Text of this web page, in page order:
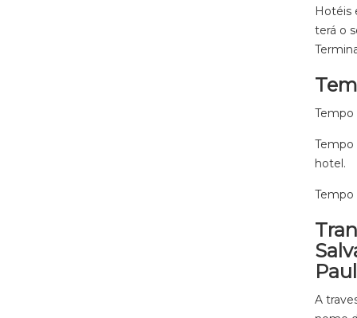
Hotéis
terá o
Tempo
Tempo
hotel.
Tempo
A